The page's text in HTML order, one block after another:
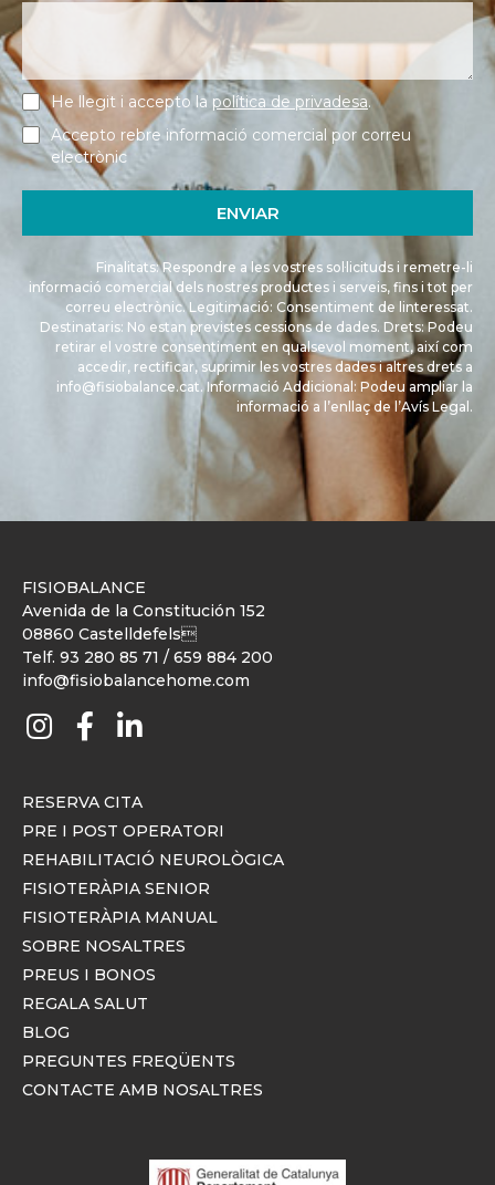
He llegit i accepto la política de privadesa.
Accepto rebre informació comercial por correu
electrònic
ENVIAR
Finalitats: Respondre a les vostres sol·licituds i remetre-li
informació comercial dels nostres productes i serveis, fins i tot per
correu electrònic. Legitimació: Consentiment de linteressat.
Destinataris: No estan previstes cessions de dades. Drets: Podeu
retirar el vostre consentiment en qualsevol moment, així com
accedir, rectificar, suprimir les vostres dades i altres drets a
info@fisiobalance.cat. Informació Addicional: Podeu ampliar la
informació a l’enllaç de l’Avís Legal.
FISIOBALANCE
Avenida de la Constitución 152
08860 Castelldefels
Telf. 93 280 85 71 / 659 884 200
info@fisiobalancehome.com
RESERVA CITA
PRE I POST OPERATORI
REHABILITACIÓ NEUROLÒGICA
FISIOTERÀPIA SENIOR
FISIOTERÀPIA MANUAL
SOBRE NOSALTRES
PREUS I BONOS
REGALA SALUT
BLOG
PREGUNTES FREQÜENTS
CONTACTE AMB NOSALTRES